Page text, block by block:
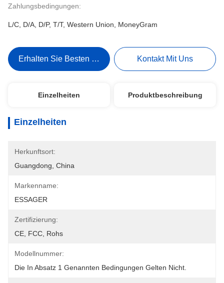
Zahlungsbedingungen:
L/C, D/A, D/P, T/T, Western Union, MoneyGram
Erhalten Sie Besten Preis Kontakt Mit Uns
Einzelheiten Produktbeschreibung
Einzelheiten
Herkunftsort:
Guangdong, China
Markenname:
ESSAGER
Zertifizierung:
CE, FCC, Rohs
Modellnummer:
Die In Absatz 1 Genannten Bedingungen Gelten Nicht.